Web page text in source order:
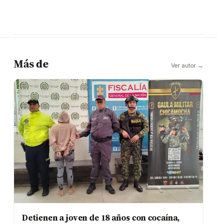
Más de Ver autor →
Detienen a joven de 18 años con cocaína,